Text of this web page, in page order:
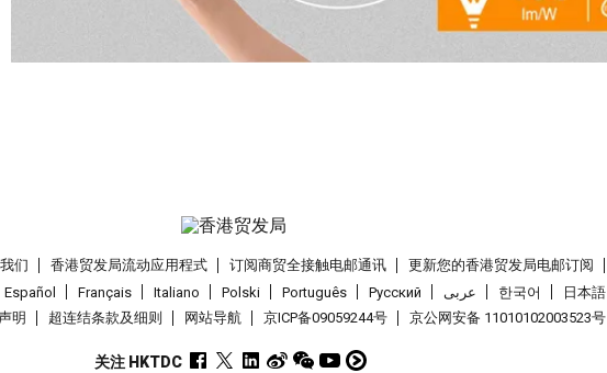
们 香港贸发局流动应用程式 订阅商贸全接触电邮通讯 更新您的香港贸发局电邮订阅
Español Français Italiano Polski Português Pусский عربى 한국어
日本語
明 超连结条款及细则 网站导航 京ICP备09059244号 京公网安备 11010102003523号
关注 HKTDC